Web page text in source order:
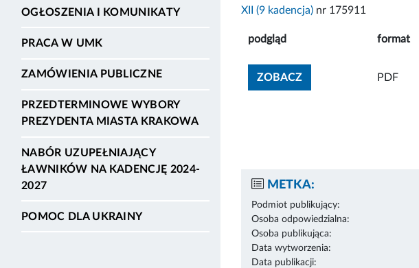
OGŁOSZENIA I KOMUNIKATY
PRACA W UMK
ZAMÓWIENIA PUBLICZNE
PRZEDTERMINOWE WYBORY
PREZYDENTA MIASTA KRAKOWA
NABÓR UZUPEŁNIAJĄCY
ŁAWNIKÓW NA KADENCJĘ 2024-
2027
POMOC DLA UKRAINY
XII (9 kadencja) nr 175911
podgląd format
ZOBACZZOBACZ ZAŁĄCZNIK
PDF
METKA:
Podmiot publikujący:
Osoba odpowiedzialna:
Osoba publikująca:
Data wytworzenia:
Data publikacji: